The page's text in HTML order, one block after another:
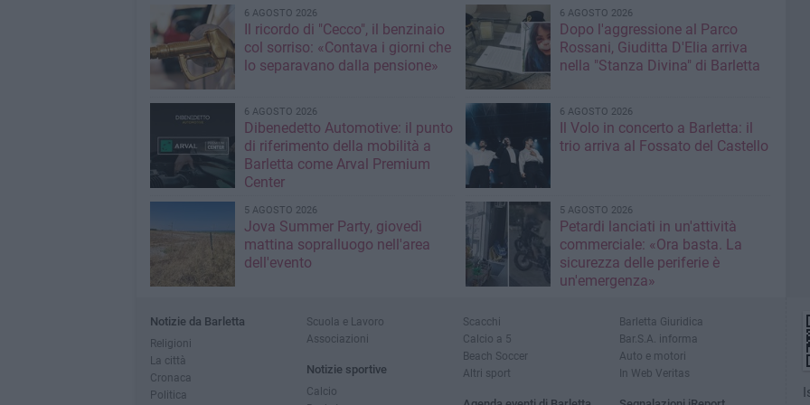
6 AGOSTO 2026
Il ricordo di "Cecco", il benzinaio
col sorriso: «Contava i giorni che
lo separavano dalla pensione»
6 AGOSTO 2026
Dopo l'aggressione al Parco
Rossani, Giuditta D'Elia arriva
nella "Stanza Divina" di Barletta
6 AGOSTO 2026
Dibenedetto Automotive: il punto
di riferimento della mobilità a
Barletta come Arval Premium
Center
6 AGOSTO 2026
Il Volo in concerto a Barletta: il
trio arriva al Fossato del Castello
5 AGOSTO 2026
Jova Summer Party, giovedì
mattina sopralluogo nell'area
dell'evento
5 AGOSTO 2026
Petardi lanciati in un'attività
commerciale: «Ora basta. La
sicurezza delle periferie è
un'emergenza»
Notizie da Barletta
Religioni
La città
Cronaca
Politica
Scuola e Lavoro
Associazioni
Notizie sportive
Calcio
Scacchi
Calcio a 5
Beach Soccer
Altri sport
Barletta Giuridica
Bar.S.A. informa
Auto e motori
In Web Veritas